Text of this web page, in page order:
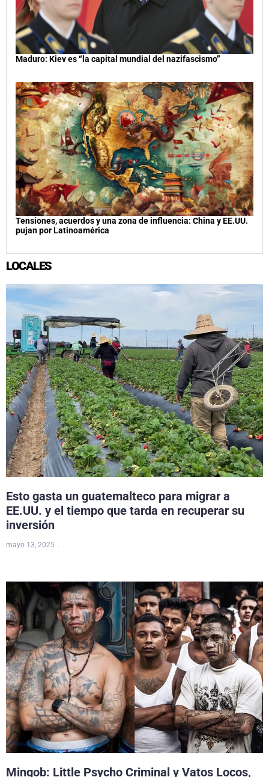
Maduro: Kiev es “la capital mundial del nazifascismo”
Tensiones, acuerdos y una zona de influencia: China y EE.UU.
pujan por Latinoamérica
LOCALES
Esto gasta un guatemalteco para migrar a
EE.UU. y el tiempo que tarda en recuperar su
inversión
mayo 13, 2025
Mingob: Little Psycho Criminal y Vatos Locos,